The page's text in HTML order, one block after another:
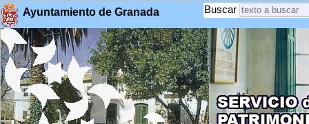
Ayuntamiento de Granada Buscar